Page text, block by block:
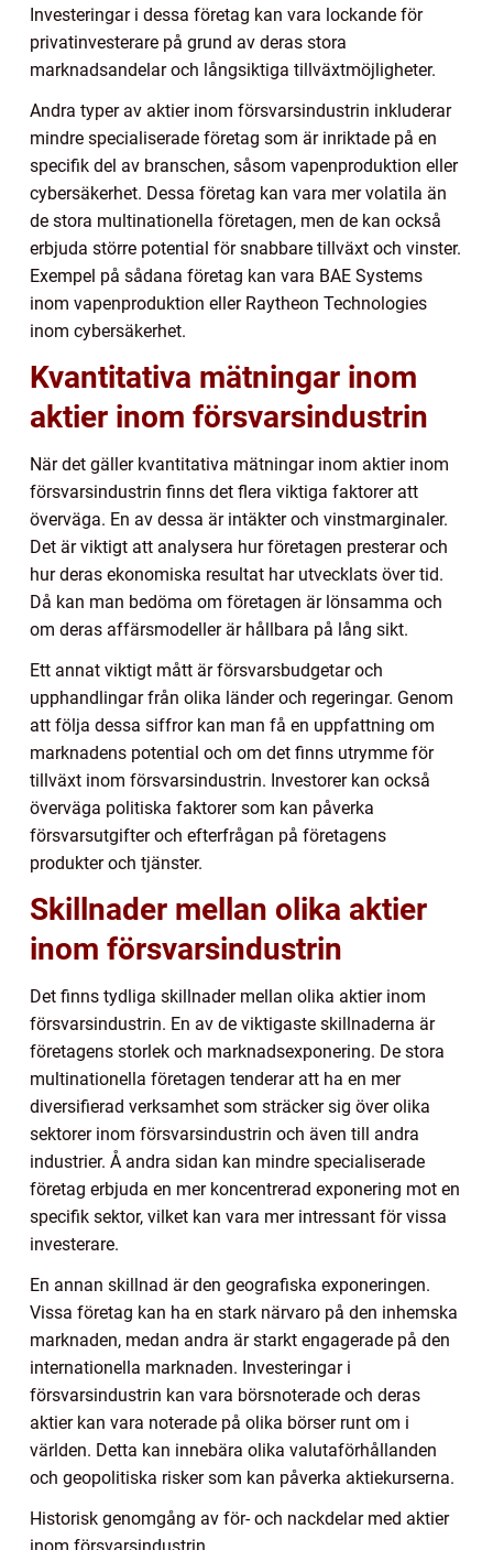
Investeringar i dessa företag kan vara lockande för
privatinvesterare på grund av deras stora
marknadsandelar och långsiktiga tillväxtmöjligheter.
Andra typer av aktier inom försvarsindustrin inkluderar
mindre specialiserade företag som är inriktade på en
specifik del av branschen, såsom vapenproduktion eller
cybersäkerhet. Dessa företag kan vara mer volatila än
de stora multinationella företagen, men de kan också
erbjuda större potential för snabbare tillväxt och vinster.
Exempel på sådana företag kan vara BAE Systems
inom vapenproduktion eller Raytheon Technologies
inom cybersäkerhet.
Kvantitativa mätningar inom
aktier inom försvarsindustrin
När det gäller kvantitativa mätningar inom aktier inom
försvarsindustrin finns det flera viktiga faktorer att
överväga. En av dessa är intäkter och vinstmarginaler.
Det är viktigt att analysera hur företagen presterar och
hur deras ekonomiska resultat har utvecklats över tid.
Då kan man bedöma om företagen är lönsamma och
om deras affärsmodeller är hållbara på lång sikt.
Ett annat viktigt mått är försvarsbudgetar och
upphandlingar från olika länder och regeringar. Genom
att följa dessa siffror kan man få en uppfattning om
marknadens potential och om det finns utrymme för
tillväxt inom försvarsindustrin. Investorer kan också
överväga politiska faktorer som kan påverka
försvarsutgifter och efterfrågan på företagens
produkter och tjänster.
Skillnader mellan olika aktier
inom försvarsindustrin
Det finns tydliga skillnader mellan olika aktier inom
försvarsindustrin. En av de viktigaste skillnaderna är
företagens storlek och marknadsexponering. De stora
multinationella företagen tenderar att ha en mer
diversifierad verksamhet som sträcker sig över olika
sektorer inom försvarsindustrin och även till andra
industrier. Å andra sidan kan mindre specialiserade
företag erbjuda en mer koncentrerad exponering mot en
specifik sektor, vilket kan vara mer intressant för vissa
investerare.
En annan skillnad är den geografiska exponeringen.
Vissa företag kan ha en stark närvaro på den inhemska
marknaden, medan andra är starkt engagerade på den
internationella marknaden. Investeringar i
försvarsindustrin kan vara börsnoterade och deras
aktier kan vara noterade på olika börser runt om i
världen. Detta kan innebära olika valutaförhållanden
och geopolitiska risker som kan påverka aktiekurserna.
Historisk genomgång av för- och nackdelar med aktier